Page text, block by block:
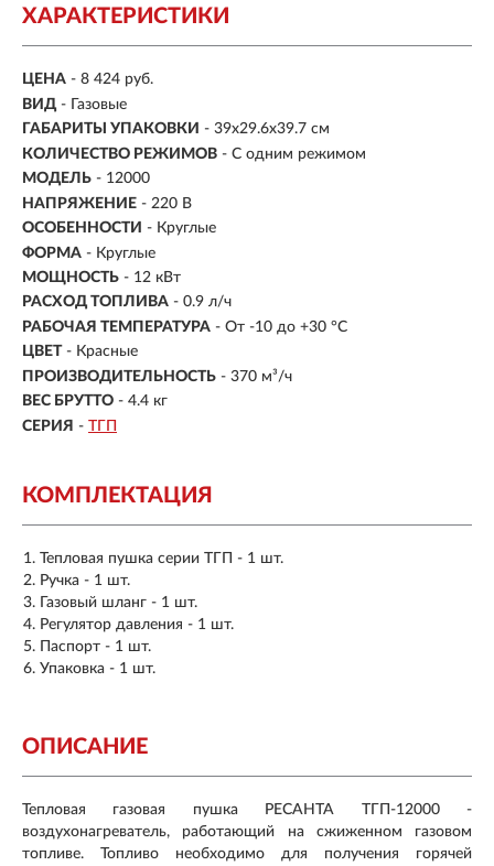
ХАРАКТЕРИСТИКИ
ЦЕНА - 8 424 руб.
ВИД - Газовые
ГАБАРИТЫ УПАКОВКИ - 39x29.6x39.7 см
КОЛИЧЕСТВО РЕЖИМОВ - С одним режимом
МОДЕЛЬ - 12000
НАПРЯЖЕНИЕ - 220 В
ОСОБЕННОСТИ - Круглые
ФОРМА - Круглые
МОЩНОСТЬ - 12 кВт
РАСХОД ТОПЛИВА - 0.9 л/ч
РАБОЧАЯ ТЕМПЕРАТУРА - От -10 до +30 °С
ЦВЕТ - Красные
ПРОИЗВОДИТЕЛЬНОСТЬ - 370 м³/ч
ВЕС БРУТТО - 4.4 кг
СЕРИЯ - ТГП
КОМПЛЕКТАЦИЯ
Тепловая пушка серии ТГП - 1 шт.
Ручка - 1 шт.
Газовый шланг - 1 шт.
Регулятор давления - 1 шт.
Паспорт - 1 шт.
Упаковка - 1 шт.
ОПИСАНИЕ
Тепловая газовая пушка РЕСАНТА ТГП-12000 -
воздухонагреватель, работающий на сжиженном газовом
топливе. Топливо необходимо для получения горячей